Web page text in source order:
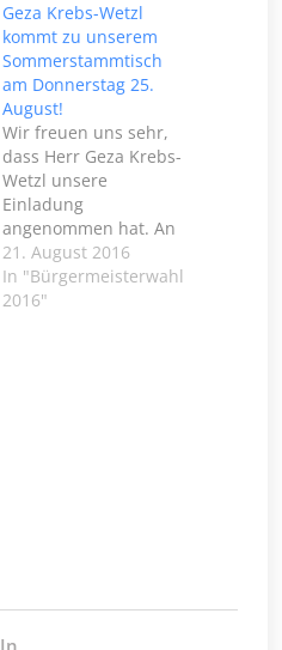
Geza Krebs-Wetzl
kommt zu unserem
Sommerstammtisch
am Donnerstag 25.
August!
Wir freuen uns sehr,
dass Herr Geza Krebs-
Wetzl unsere
Einladung
angenommen hat. An
unserem potitischen
Sommerstammtisch
stellt er sich unseren
21. August 2016
In "Bürgermeisterwahl
2016"
In